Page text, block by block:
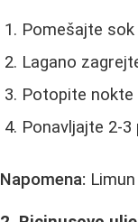
Pomešajte
Lagano
Potopite nokte
Ponavljajte 2-3
Napomena: